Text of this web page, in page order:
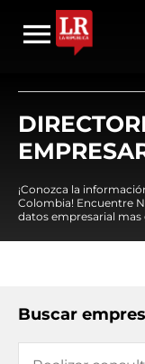
¡Conozca la
Colombia! Encuentre
datos empresarial mas
Buscar